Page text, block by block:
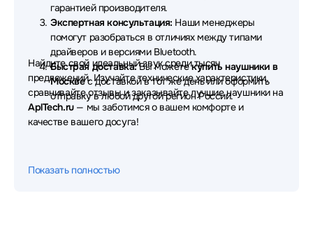
Наушники OnePlus Наушники Digma
Наушники Redmi Наушники Aula
Наушники Fanvil Наушники Nuroum
Наушники Thermaltake Наушники TWS
Наушники AVTech
гарантией производителя.
Экспертная консультация: Наши менеджеры
помогут разобраться в отличиях между типами
драйверов и версиями Bluetooth.
Быстрая доставка:Вы можетекупить наушники в
Москвес доставкой в тот же день или оформить
отправку в любой другой регион России.
Найдите свой идеальный звук среди тысяч
предложений. Изучайте технические характеристики,
сравнивайте отзывы и заказывайте лучшие наушники на
AplTech.ru— мы заботимся о вашем комфорте и
качестве вашего досуга!
Показать полностью